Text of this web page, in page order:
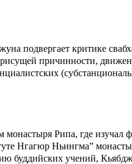
подвергает критике
причинности,
Рипа, где
Нгагюр Ньингма”
буддийских учений,